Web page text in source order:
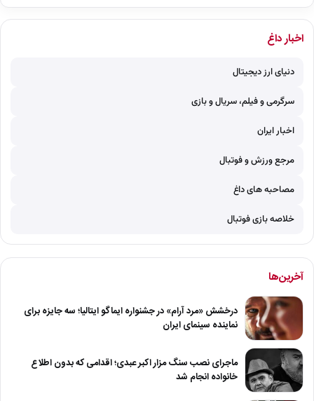
اخبار داغ
دنیای ارز دیجیتال
سرگرمی و فیلم، سریال و بازی
اخبار ایران
مرجع ورزش و فوتبال
مصاحبه های داغ
خلاصه بازی فوتبال
آخرین‌ها
درخشش «مرد آرام» در جشنواره ایماگو ایتالیا؛ سه جایزه برای
نماینده سینمای ایران
ماجرای نصب سنگ مزار اکبر عبدی؛ اقدامی که بدون اطلاع
خانواده انجام شد